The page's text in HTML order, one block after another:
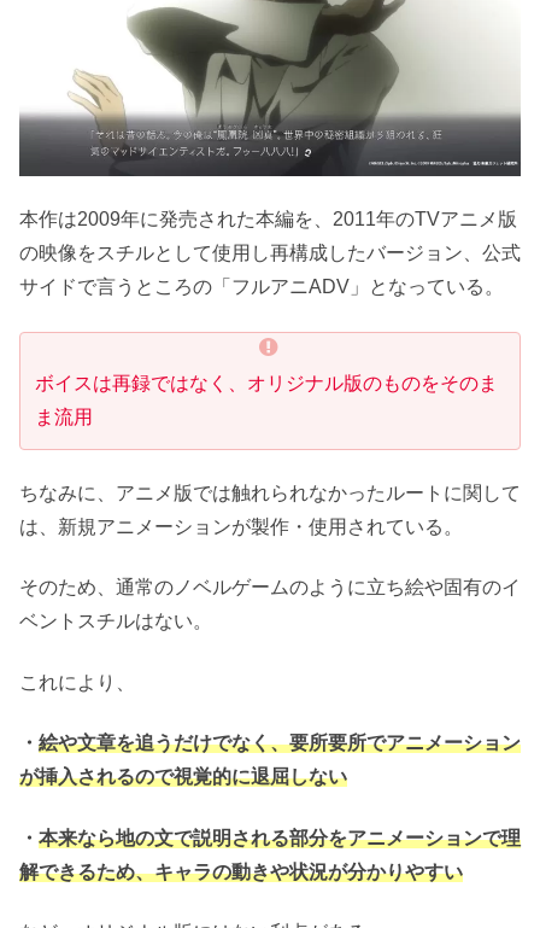
本作は2009年に発売された本編を、2011年のTVアニメ版
の映像をスチルとして使用し再構成したバージョン、公式
サイドで言うところの「フルアニADV」となっている。
ボイスは再録ではなく、オリジナル版のものをそのま
ま流用
ちなみに、アニメ版では触れられなかったルートに関して
は、新規アニメーションが製作・使用されている。
そのため、通常のノベルゲームのように立ち絵や固有のイ
ベントスチルはない。
これにより、
・ 絵や文章を追うだけでなく、要所要所でアニメーション
が挿入されるので視覚的に退屈しない
・ 本来なら地の文で説明される部分をアニメーションで理
解できるため、キャラの動きや状況が分かりやすい